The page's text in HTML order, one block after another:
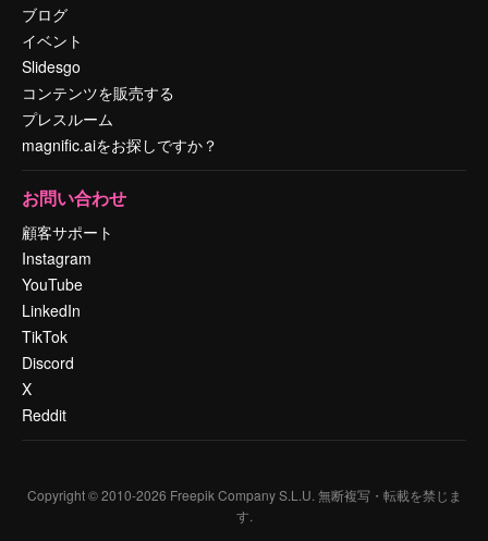
ブログ
イベント
Slidesgo
コンテンツを販売する
プレスルーム
magnific.aiをお探しですか？
お問い合わせ
顧客サポート
Instagram
YouTube
LinkedIn
TikTok
Discord
X
Reddit
Copyright © 2010-2026 Freepik Company S.L.U. 無断複写・転載を禁じま
す.